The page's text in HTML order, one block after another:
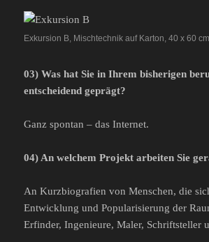
Exkursion B, Mischtechnik auf Karton, 40 x 60 cm
03) Was hat Sie in Ihrem bisherigen
entscheidend geprägt?
Ganz spontan – das Internet.
04) An welchem Projekt arbeiten Sie
An Kurzbiografien von Menschen, die
Entwicklung und Popularisierung der
Erfinder, Ingenieure, Maler, Schriftsteller